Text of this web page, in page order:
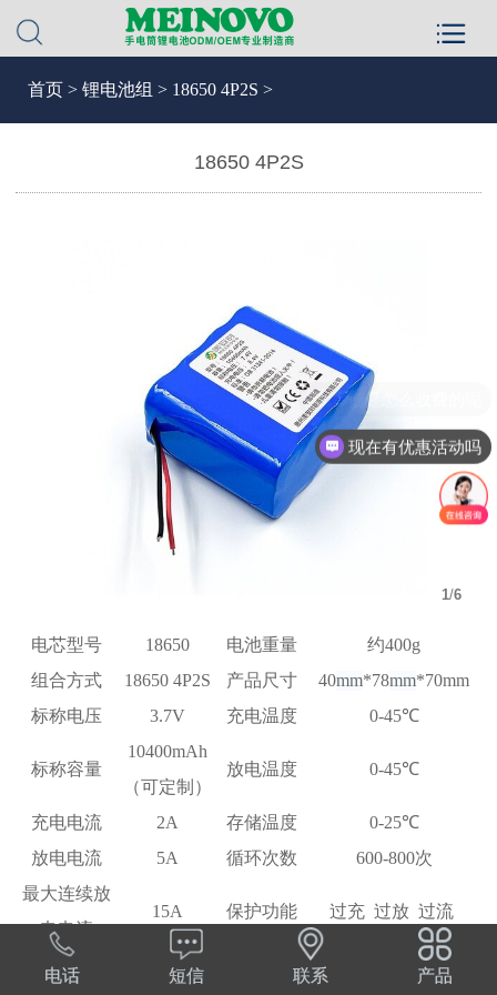
首页 > 锂电池组 > 18650 4P2S >
18650 4P2S
1/6
电芯型号 18650 电池重量
约400g
组合方式
18650 4P2S 产品尺寸 40mm*78mm*70mm
标称电压
3.7V 充电温度 0-45℃
标称容量
10400mAh
（可定制）
放电温度 0-45℃
充电电流 2A 存储温度
0-25℃
放电电流
5A 循环次数
600-800次
最大连续放
电电流
15A 保护功能 过充 过放 过流
最大连续充
5A 应用领域
工业设备、医疗设
电话 短信 联系 产品
你们是怎么收费的呢
现在有优惠活动吗